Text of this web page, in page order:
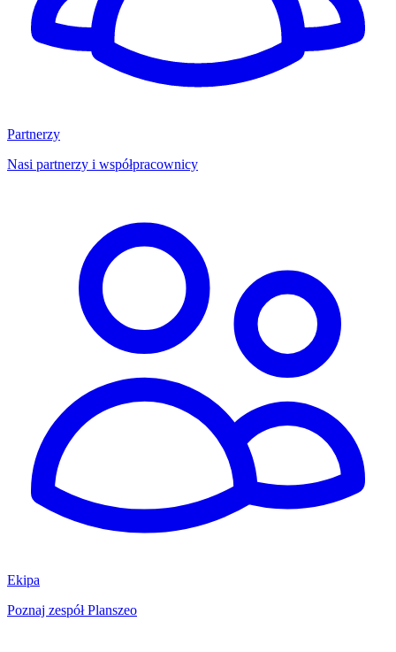
Partnerzy
Nasi partnerzy i współpracownicy
Ekipa
Poznaj zespół Planszeo